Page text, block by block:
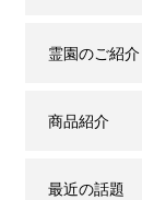
霊園のご紹介
商品紹介
最近の話題